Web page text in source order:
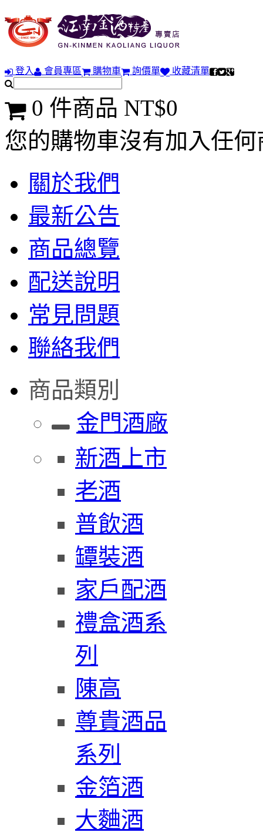
登入 會員專區 購物車 詢價單 收藏清單
0 件商品 NT$0
您的購物車沒有加入任何
關於我們
最新公告
商品總覽
配送說明
常見問題
聯絡我們
商品類別
金門酒廠
新酒上市
老酒
普飲酒
罈裝酒
家戶配酒
禮盒酒系
列
陳高
尊貴酒品
系列
金箔酒
大麯酒